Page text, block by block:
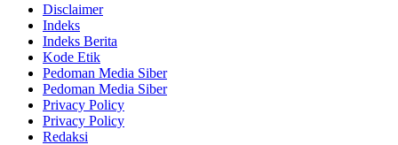
Disclaimer
Indeks
Indeks Berita
Kode Etik
Pedoman Media Siber
Pedoman Media Siber
Privacy Policy
Privacy Policy
Redaksi